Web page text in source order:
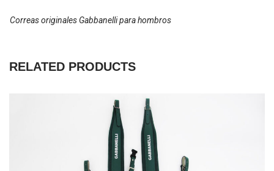
Correas originales Gabbanelli para hombros
RELATED PRODUCTS